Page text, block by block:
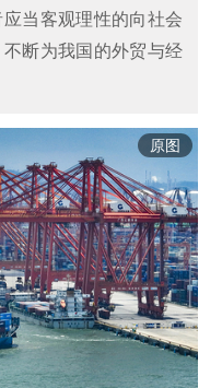
当客观理性的向社会
断为我国的外贸与经
原图